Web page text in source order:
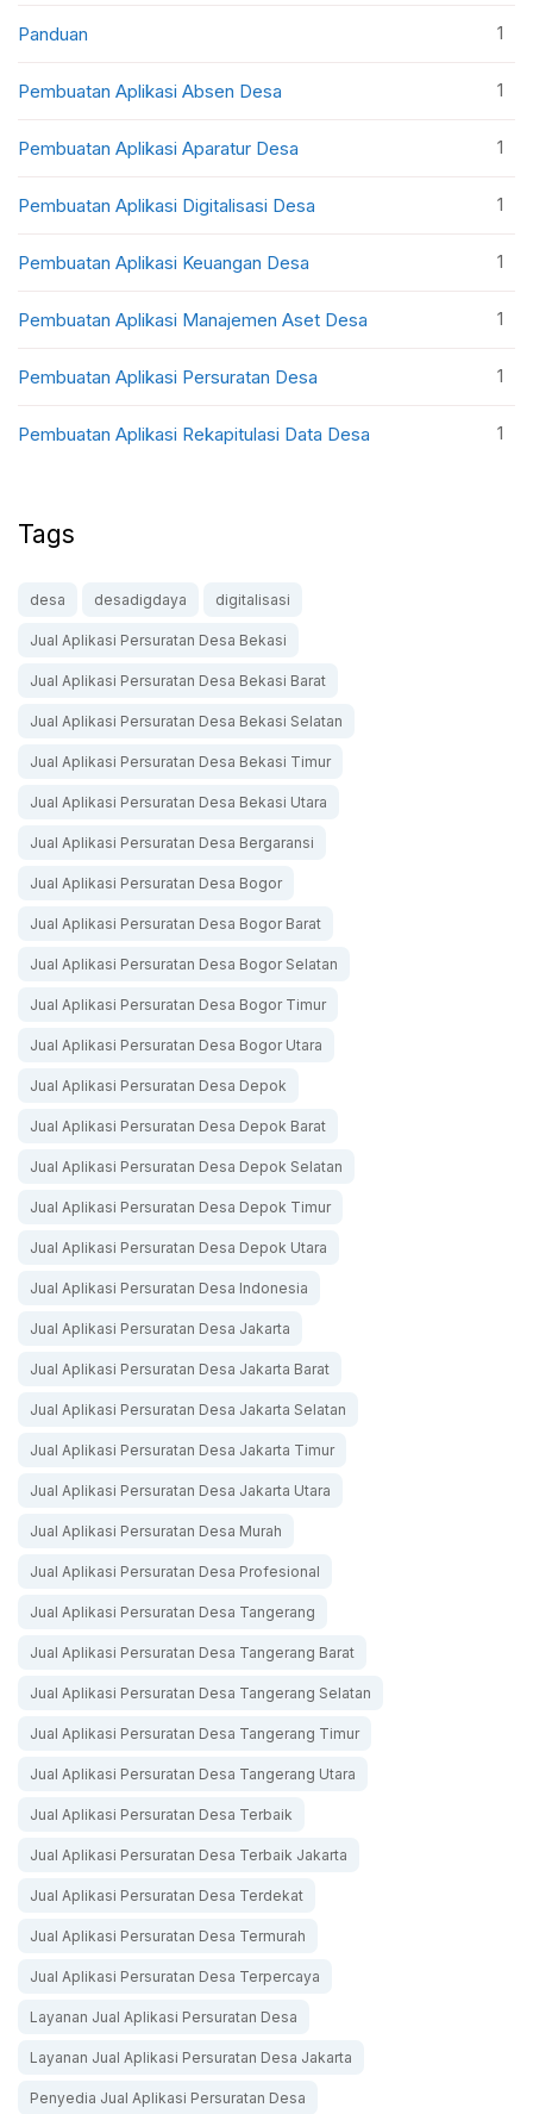
Panduan 1
Pembuatan Aplikasi Absen Desa 1
Pembuatan Aplikasi Aparatur Desa 1
Pembuatan Aplikasi Digitalisasi Desa 1
Pembuatan Aplikasi Keuangan Desa 1
Pembuatan Aplikasi Manajemen Aset Desa 1
Pembuatan Aplikasi Persuratan Desa 1
Pembuatan Aplikasi Rekapitulasi Data Desa 1
Tags
desa desadigdaya digitalisasi
Jual Aplikasi Persuratan Desa Bekasi
Jual Aplikasi Persuratan Desa Bekasi Barat
Jual Aplikasi Persuratan Desa Bekasi Selatan
Jual Aplikasi Persuratan Desa Bekasi Timur
Jual Aplikasi Persuratan Desa Bekasi Utara
Jual Aplikasi Persuratan Desa Bergaransi
Jual Aplikasi Persuratan Desa Bogor
Jual Aplikasi Persuratan Desa Bogor Barat
Jual Aplikasi Persuratan Desa Bogor Selatan
Jual Aplikasi Persuratan Desa Bogor Timur
Jual Aplikasi Persuratan Desa Bogor Utara
Jual Aplikasi Persuratan Desa Depok
Jual Aplikasi Persuratan Desa Depok Barat
Jual Aplikasi Persuratan Desa Depok Selatan
Jual Aplikasi Persuratan Desa Depok Timur
Jual Aplikasi Persuratan Desa Depok Utara
Jual Aplikasi Persuratan Desa Indonesia
Jual Aplikasi Persuratan Desa Jakarta
Jual Aplikasi Persuratan Desa Jakarta Barat
Jual Aplikasi Persuratan Desa Jakarta Selatan
Jual Aplikasi Persuratan Desa Jakarta Timur
Jual Aplikasi Persuratan Desa Jakarta Utara
Jual Aplikasi Persuratan Desa Murah
Jual Aplikasi Persuratan Desa Profesional
Jual Aplikasi Persuratan Desa Tangerang
Jual Aplikasi Persuratan Desa Tangerang Barat
Jual Aplikasi Persuratan Desa Tangerang Selatan
Jual Aplikasi Persuratan Desa Tangerang Timur
Jual Aplikasi Persuratan Desa Tangerang Utara
Jual Aplikasi Persuratan Desa Terbaik
Jual Aplikasi Persuratan Desa Terbaik Jakarta
Jual Aplikasi Persuratan Desa Terdekat
Jual Aplikasi Persuratan Desa Termurah
Jual Aplikasi Persuratan Desa Terpercaya
Layanan Jual Aplikasi Persuratan Desa
Layanan Jual Aplikasi Persuratan Desa Jakarta
Penyedia Jual Aplikasi Persuratan Desa